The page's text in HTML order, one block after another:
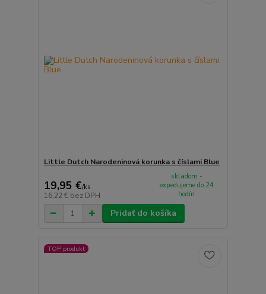
Little Dutch Narodeninová korunka s číslami Blue
19,95 €/ks
16,22 € bez DPH
skladom -
expedujeme do 24
hodín
Pridať do košíka
TOP produkt